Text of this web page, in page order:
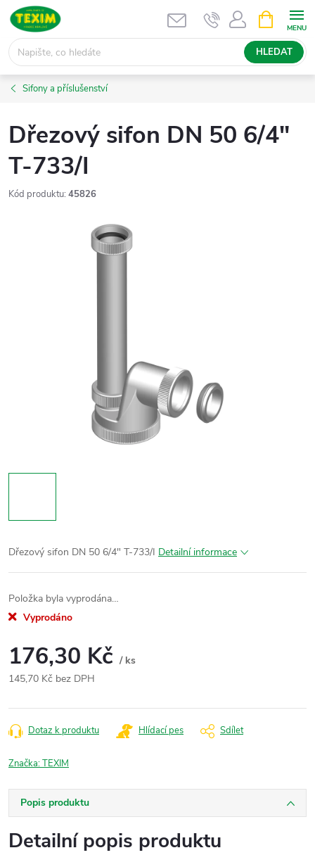
Přejít
obsah
HLEDAT
NÁKUPNÍ
KOŠÍK
Sifony a příslušenství
Dřezový sifon DN 50 6/4"
T-733/I
Kód produktu: 45826
Dřezový sifon DN 50 6/4" T-733/I Detailní informace
Položka byla vyprodána…
Vyprodáno
176,30 Kč / ks
145,70 Kč bez DPH
cena:
Dotaz k produktu Hlídací pes Sdílet
Značka:TEXIM
Popis produktu
Detailní popis produktu